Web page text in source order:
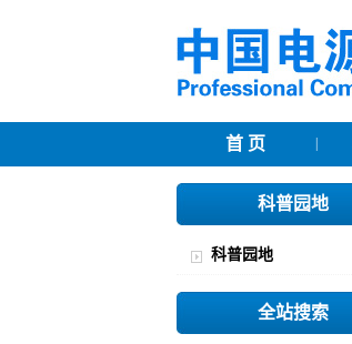
首 页
科普园地
科普园地
全站搜索